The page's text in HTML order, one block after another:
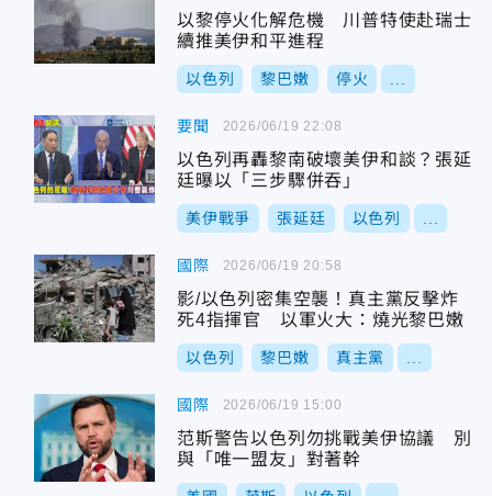
以黎停火化解危機 川普特使赴瑞士
續推美伊和平進程
以色列 黎巴嫩 停火
要聞
以色列再轟黎南破壞美伊和談？張延
廷曝以「三步驟併吞」
美伊戰爭 張延廷 以色列
2026/06/19 22:08
國際
影/以色列密集空襲！真主黨反擊炸
死4指揮官 以軍火大：燒光黎巴嫩
以色列 黎巴嫩 真主黨
2026/06/19 20:58
國際
范斯警告以色列勿挑戰美伊協議 別
與「唯一盟友」對著幹
2026/06/19 15:00